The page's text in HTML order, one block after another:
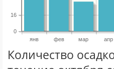
янв фев мар апр
0
16
Количество